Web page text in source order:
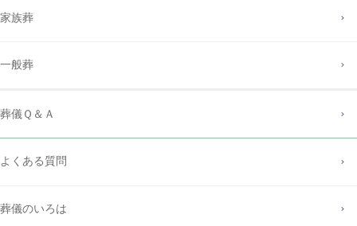
家族葬
一般葬
葬儀Ｑ＆Ａ
よくある質問
葬儀のいろは